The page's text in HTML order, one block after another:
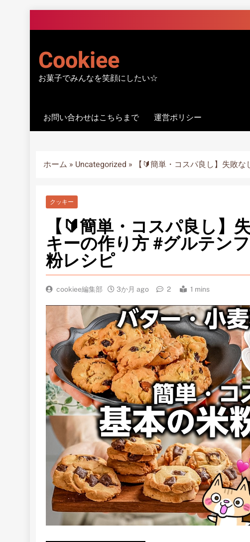
to
Cookiee
お菓子でみんなを笑顔にしたい☆
お問い合わせはこちらまで 運営ポリシー
ホーム » Uncategorized » 【🔰簡単・コスパ良し】失敗
クッキー
【🔰簡単・コスパ良し】
キーの作り方 #グルテン
粉レシピ
cookiee編集部 3か月 ago 2 1 mins